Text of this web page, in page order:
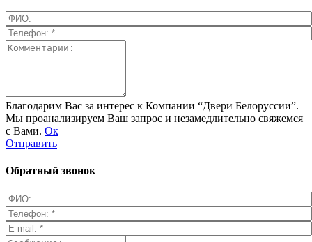
Благодарим Вас за интерес к Компании “Двери Белоруссии”.
Мы проанализируем Ваш запрос и незамедлительно свяжемся
с Вами. Ок
Отправить
Обратный звонок